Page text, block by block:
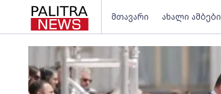
მთავარი ახალი ამბები